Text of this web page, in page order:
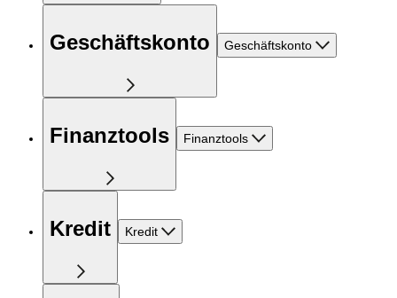
Geschäftskonto Geschäftskonto
Finanztools Finanztools
Kredit Kredit